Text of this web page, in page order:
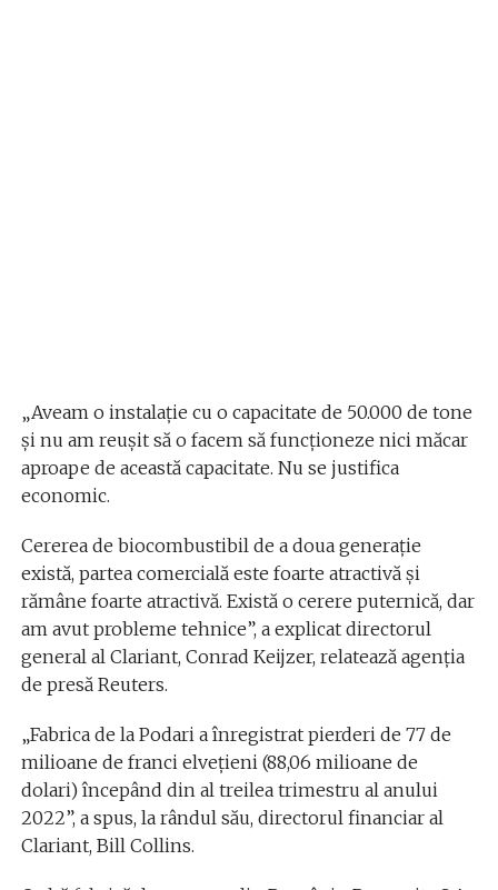
„Aveam o instalaţie cu o capacitate de 50.000 de tone
şi nu am reuşit să o facem să funcţioneze nici măcar
aproape de această capacitate. Nu se justifica
economic.
Cererea de biocombustibil de a doua generaţie
există, partea comercială este foarte atractivă şi
rămâne foarte atractivă. Există o cerere puternică, dar
am avut probleme tehnice”, a explicat directorul
general al Clariant, Conrad Keijzer, relatează agenția
de presă Reuters.
„Fabrica de la Podari a înregistrat pierderi de 77 de
milioane de franci elveţieni (88,06 milioane de
dolari) începând din al treilea trimestru al anului
2022”, a spus, la rândul său, directorul financiar al
Clariant, Bill Collins.